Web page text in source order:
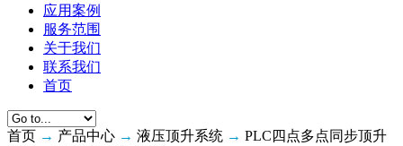
应用案例
服务范围
关于我们
联系我们
首页
首页 → 产品中心 → 液压顶升系统 → PLC四点多点同步顶升